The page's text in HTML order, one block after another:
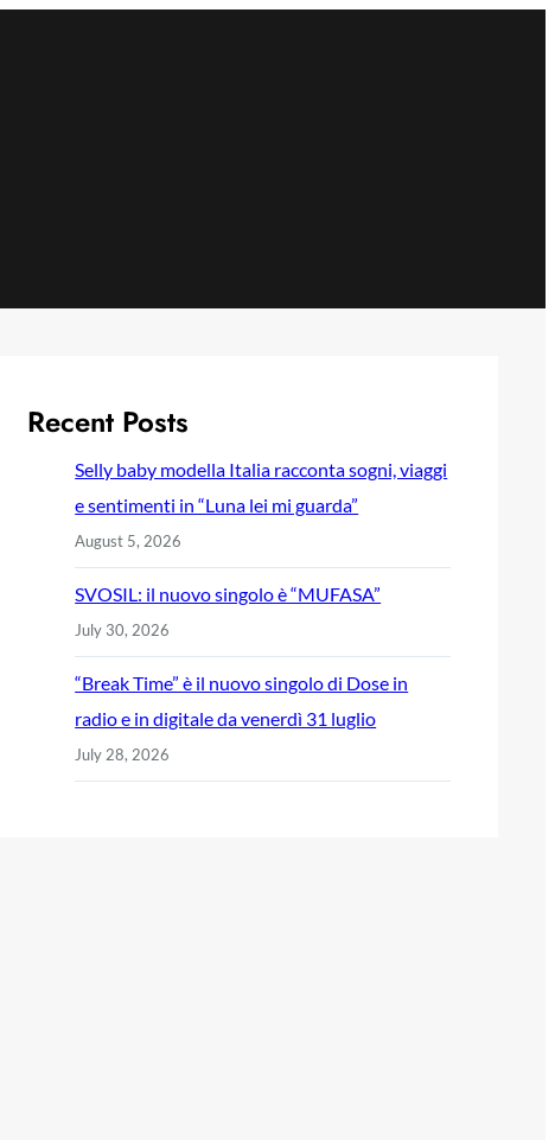
Recent Posts
Selly baby modella Italia racconta sogni, viaggi
e sentimenti in “Luna lei mi guarda”
August 5, 2026
SVOSIL: il nuovo singolo è “MUFASA”
July 30, 2026
“Break Time” è il nuovo singolo di Dose in
radio e in digitale da venerdì 31 luglio
July 28, 2026